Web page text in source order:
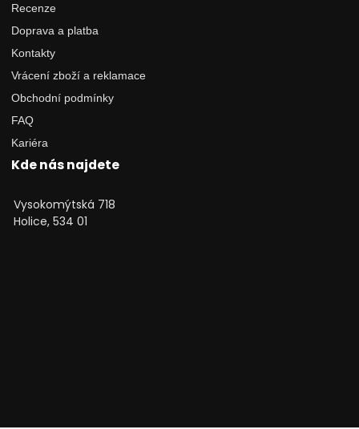
Recenze
Doprava a platba
Kontakty
Vrácení zboží a reklamace
Obchodní podmínky
FAQ
Kariéra
Kde nás najdete
Vysokomýtská 718
Holice, 534 01